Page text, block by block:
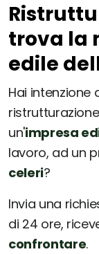
trova la
edile
Hai intenzione
un'impresa
lavoro, ad un
celeri?
Invia una
di 24 ore,
confrontare.